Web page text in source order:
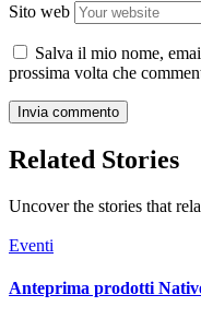
Sito web
Salva il mio nome,
prossima volta che
Related Stories
Uncover the stories that
Eventi
Anteprima prodotti